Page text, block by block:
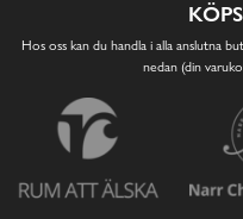
Hos oss kan du handla i alla anslutna
nedan (din